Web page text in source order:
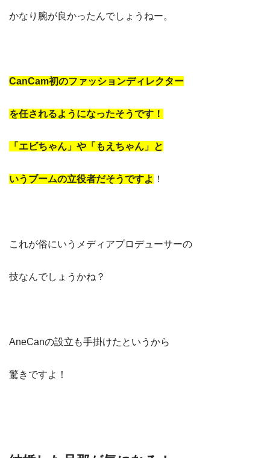
かなり腕が良かったんでしょうねー。
CanCam初のファッションディレクター
を任されるようになったそうです！
「エビちゃん」や「もえちゃん」と
いうブームの立役者だそうですよ ！
これが俗にいうメディアプロデューサーの
技なんでしょうかね？
AneCanの設立も手掛けたというから
驚きですよ！